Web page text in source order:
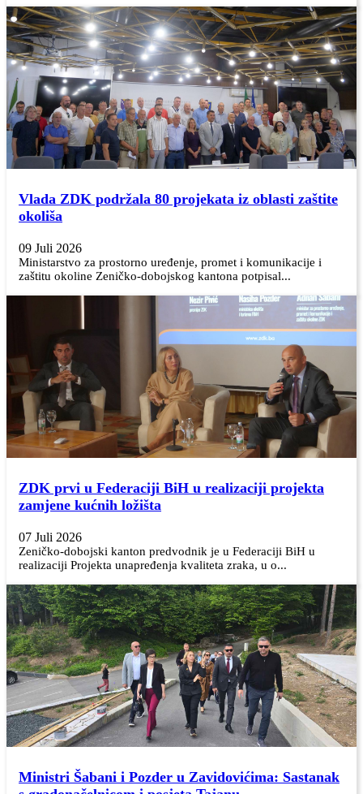
Vlada ZDK podržala 80 projekata iz oblasti zaštite
okoliša
09 Juli 2026
Ministarstvo za prostorno uređenje, promet i komunikacije i
zaštitu okoline Zeničko-dobojskog kantona potpisal...
ZDK prvi u Federaciji BiH u realizaciji projekta
zamjene kućnih ložišta
07 Juli 2026
Zeničko-dobojski kanton predvodnik je u Federaciji BiH u
realizaciji Projekta unapređenja kvaliteta zraka, u o...
Ministri Šabani i Pozder u Zavidovićima: Sastanak